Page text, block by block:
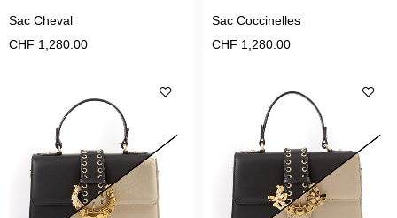
Sac Cheval
CHF 1,280.00
Sac Coccinelles
CHF 1,280.00